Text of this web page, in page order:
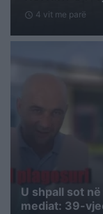
schedule 4 vit me parë
U shpall sot
mediat: 39-